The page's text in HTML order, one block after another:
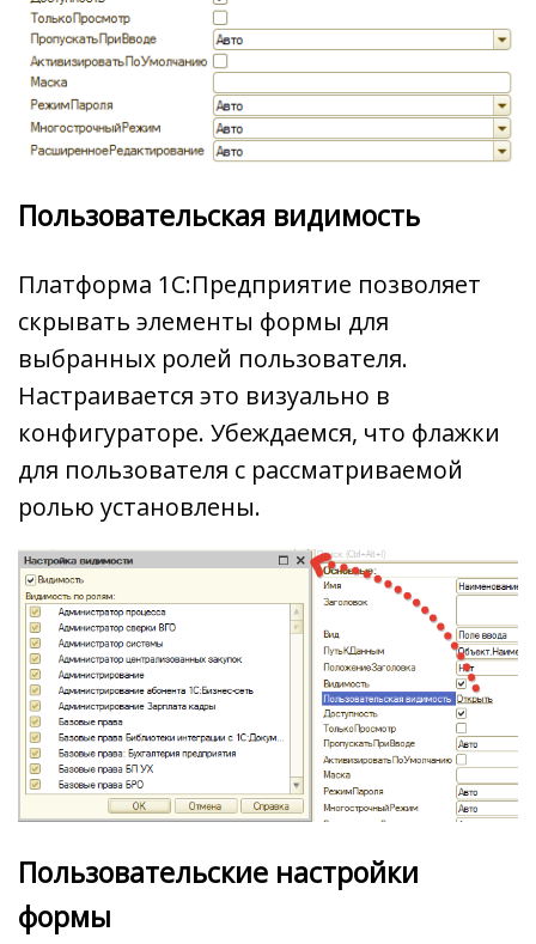
Пользовательская видимость
Платформа 1С:Предприятие позволяет
скрывать элементы формы для
выбранных ролей пользователя.
Настраивается это визуально в
конфигураторе. Убеждаемся, что флажки
для пользователя с рассматриваемой
ролью установлены.
Пользовательские настройки
формы